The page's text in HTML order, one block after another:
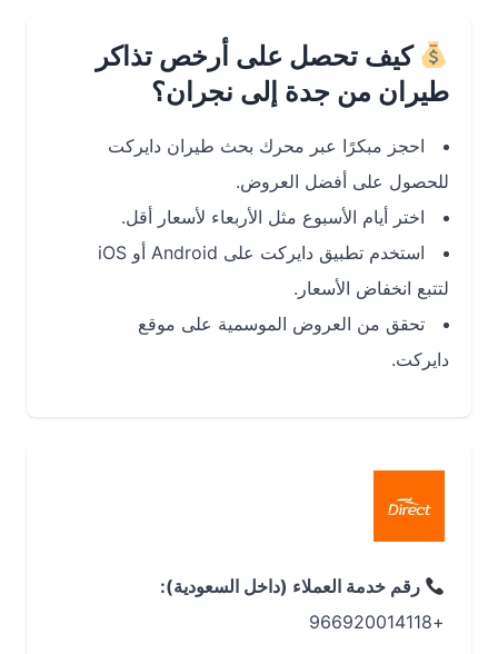
كيف تحصل على أرخص تذاكر
طيران من جدة إلى نجران؟
احجز مبكرًا عبر محرك بحث طيران دايركت
للحصول على أفضل العروض.
اختر أيام الأسبوع مثل الأربعاء لأسعار أقل.
استخدم تطبيق دايركت على Android أو iOS
لتتبع انخفاض الأسعار.
تحقق من العروض الموسمية على موقع
دايركت.
رقم خدمة العملاء (داخل السعودية):